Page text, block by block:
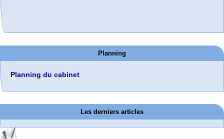
Info sur le cumul emploi-retraite du régime général et des régimes (…)
Planning
Planning du cabinet
Les derniers articles